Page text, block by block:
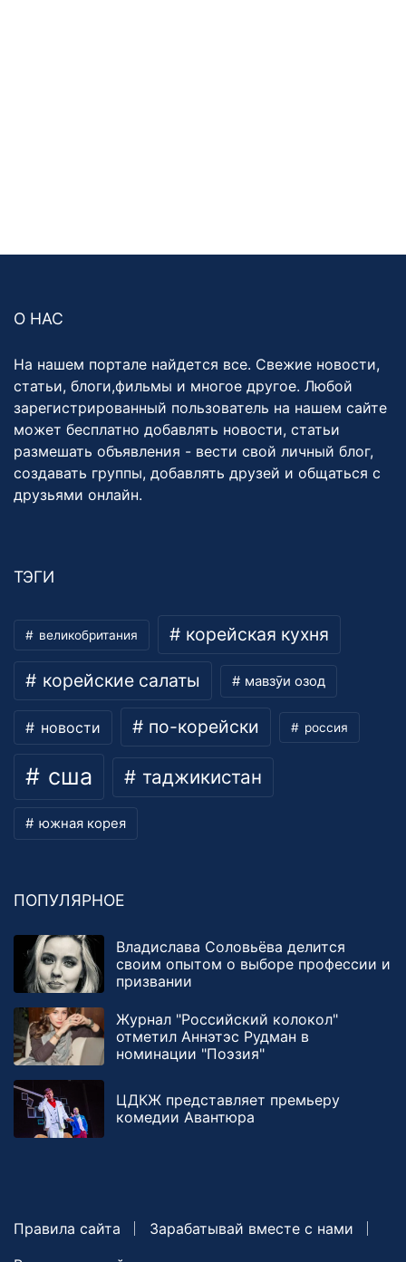
О НАС
На нашем портале найдется все. Свежие новости,
статьи, блоги,фильмы и многое другое. Любой
зарегистрированный пользователь на нашем сайте
может бесплатно добавлять новости, статьи
размешать объявления - вести свой личный блог,
создавать группы, добавлять друзей и общаться с
друзьями онлайн.
ТЭГИ
великобритания корейская кухня
корейские салаты мавзӯи озод
новости по-корейски россия
сша таджикистан
южная корея
ПОПУЛЯРНОЕ
Владислава Соловьёва делится
своим опытом о выборе профессии и
призвании
Журнал "Российский колокол"
отметил Аннэтэс Рудман в
номинации "Поэзия"
ЦДКЖ представляет премьеру
комедии Авантюра
Правила сайта
Зарабатывай вместе с нами